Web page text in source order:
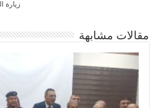
زيارة
مقالات مشابهة